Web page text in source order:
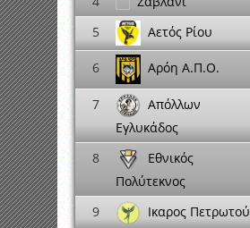
5
Αετός Ρίου
6 Αρόη Α.Π.Ο.
7
Απόλλων
Εγλυκάδος
8
Εθνικός
Πολύτεκνος
9 Ικαρος Πετρωτού